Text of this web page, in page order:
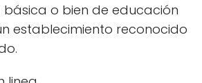
básica o bien de educación
establecimiento reconocido